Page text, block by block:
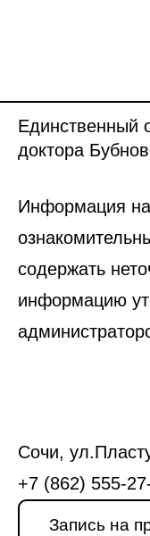
Единственный
доктора
Информация на
содержать
информацию
Сочи,
+7 (862) 555-
Запись на